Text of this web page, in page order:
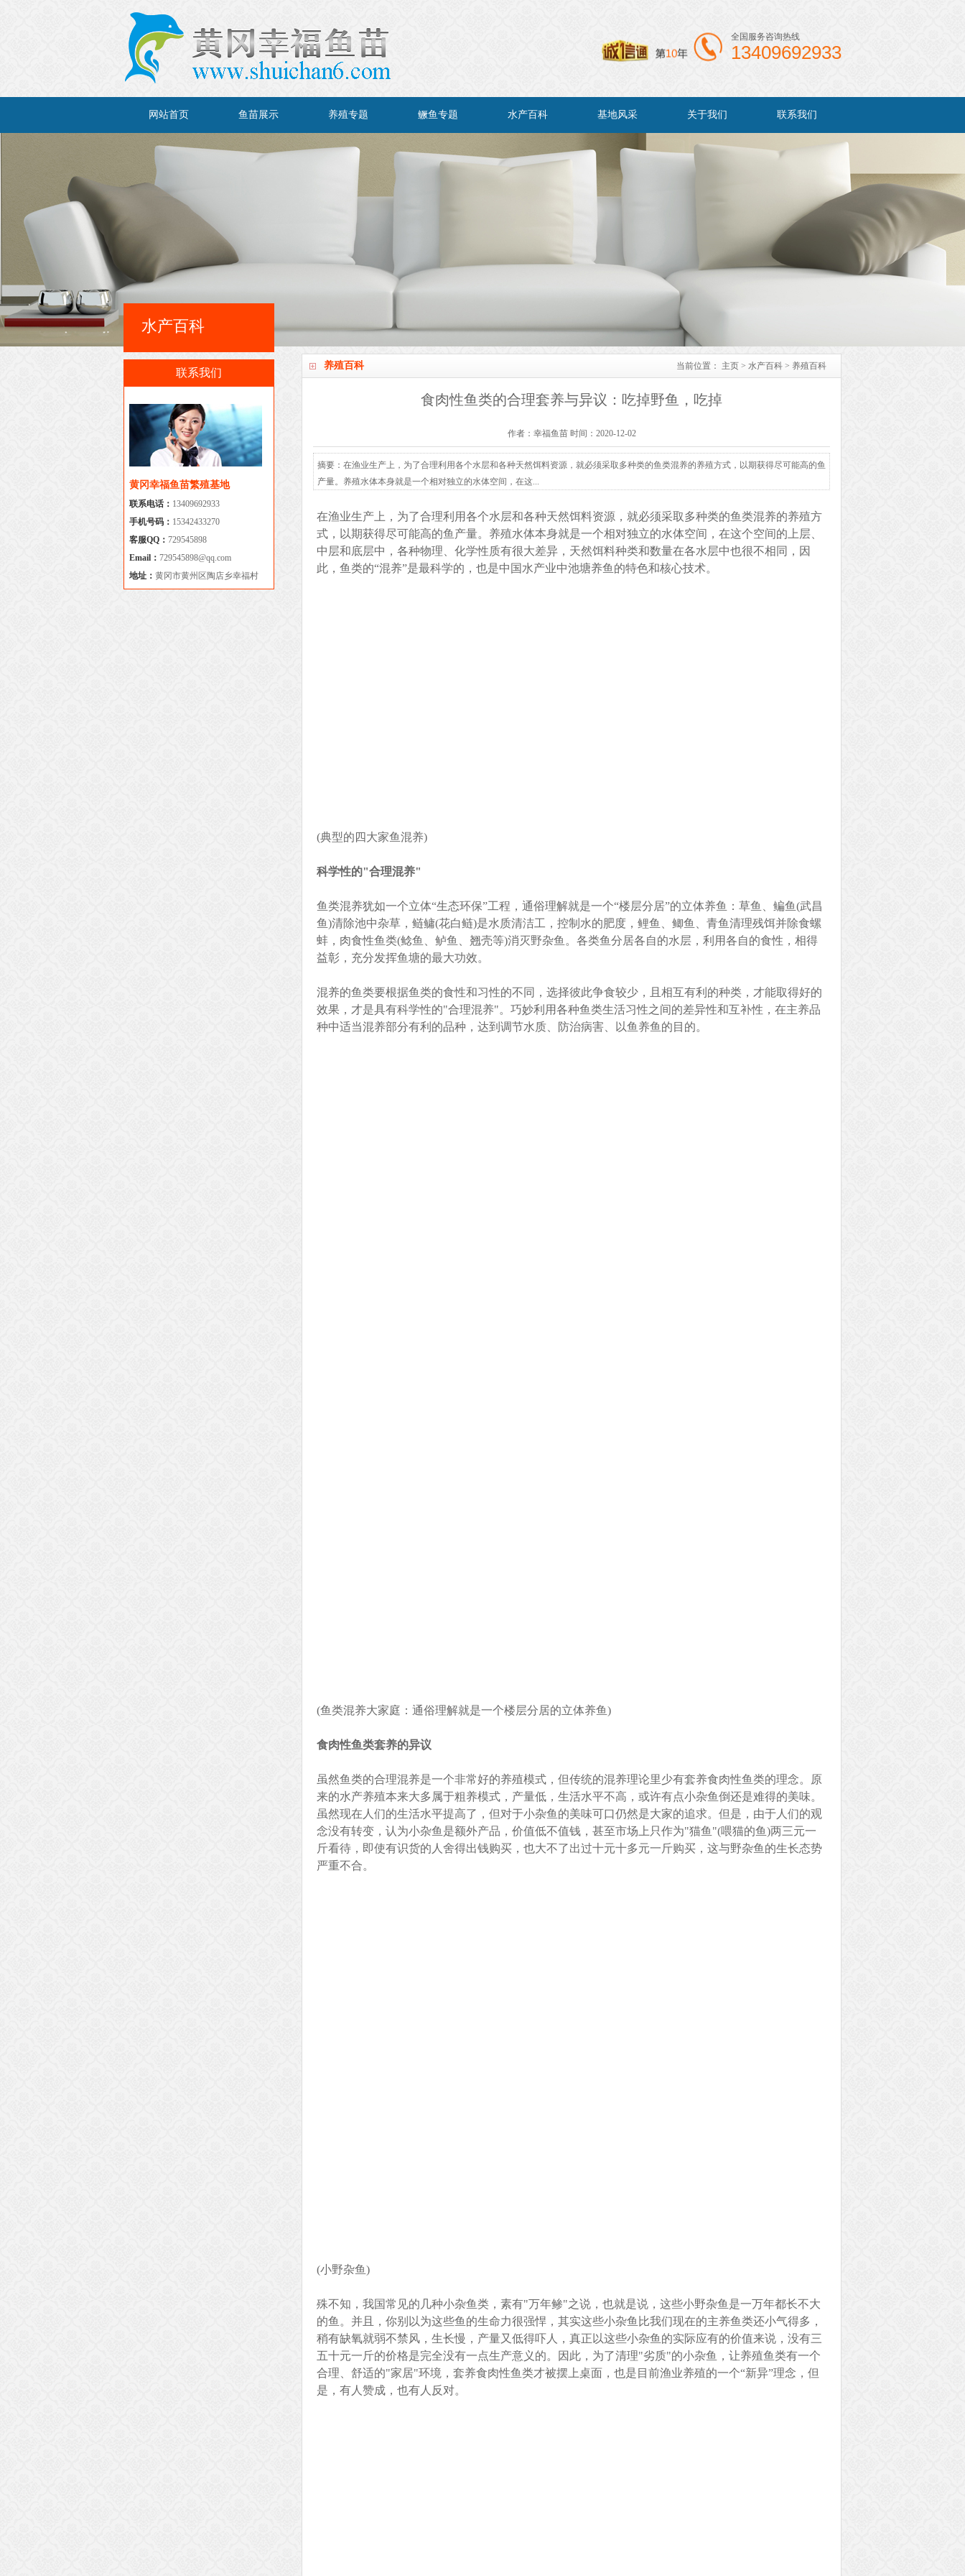
全国服务咨询热线
13409692933
网站首页 鱼苗展示 养殖专题 鳜鱼专题 水产百科 基地风采 关于我们 联系我们
养殖百科 当前位置： 主页 > 水产百科 > 养殖百科
食肉性鱼类的合理套养与异议：吃掉野鱼，吃掉
作者：幸福鱼苗 时间：2020-12-02
摘要：在渔业生产上，为了合理利用各个水层和各种天然饵料资源，就必须采取多种类的鱼类混养的养殖方式，以期获得尽可能高的鱼
产量。养殖水体本身就是一个相对独立的水体空间，在这...
在渔业生产上，为了合理利用各个水层和各种天然饵料资源，就必须采取多种类的鱼类混养的养殖方
式，以期获得尽可能高的鱼产量。养殖水体本身就是一个相对独立的水体空间，在这个空间的上层、
中层和底层中，各种物理、化学性质有很大差异，天然饵料种类和数量在各水层中也很不相同，因
此，鱼类的“混养”是最科学的，也是中国水产业中池塘养鱼的特色和核心技术。
(典型的四大家鱼混养)
科学性的"合理混养"
鱼类混养犹如一个立体“生态环保”工程，通俗理解就是一个“楼层分居”的立体养鱼：草鱼、鳊鱼(武昌
鱼)清除池中杂草，鲢鳙(花白鲢)是水质清洁工，控制水的肥度，鲤鱼、鲫鱼、青鱼清理残饵并除食螺
蚌，肉食性鱼类(鲶鱼、鲈鱼、翘壳等)消灭野杂鱼。各类鱼分居各自的水层，利用各自的食性，相得
益彰，充分发挥鱼塘的最大功效。
混养的鱼类要根据鱼类的食性和习性的不同，选择彼此争食较少，且相互有利的种类，才能取得好的
效果，才是具有科学性的"合理混养"。巧妙利用各种鱼类生活习性之间的差异性和互补性，在主养品
种中适当混养部分有利的品种，达到调节水质、防治病害、以鱼养鱼的目的。
(鱼类混养大家庭：通俗理解就是一个楼层分居的立体养鱼)
食肉性鱼类套养的异议
虽然鱼类的合理混养是一个非常好的养殖模式，但传统的混养理论里少有套养食肉性鱼类的理念。原
来的水产养殖本来大多属于粗养模式，产量低，生活水平不高，或许有点小杂鱼倒还是难得的美味。
虽然现在人们的生活水平提高了，但对于小杂鱼的美味可口仍然是大家的追求。但是，由于人们的观
念没有转变，认为小杂鱼是额外产品，价值低不值钱，甚至市场上只作为"猫鱼"(喂猫的鱼)两三元一
斤看待，即使有识货的人舍得出钱购买，也大不了出过十元十多元一斤购买，这与野杂鱼的生长态势
严重不合。
(小野杂鱼)
殊不知，我国常见的几种小杂鱼类，素有"万年鲹"之说，也就是说，这些小野杂鱼是一万年都长不大
的鱼。并且，你别以为这些鱼的生命力很强悍，其实这些小杂鱼比我们现在的主养鱼类还小气得多，
稍有缺氧就弱不禁风，生长慢，产量又低得吓人，真正以这些小杂鱼的实际应有的价值来说，没有三
五十元一斤的价格是完全没有一点生产意义的。因此，为了清理"劣质"的小杂鱼，让养殖鱼类有一个
合理、舒适的"家居"环境，套养食肉性鱼类才被摆上桌面，也是目前渔业养殖的一个“新异”理念，但
是，有人赞成，也有人反对。
水产百科
联系我们
黄冈幸福鱼苗繁殖基地
联系电话： 13409692933
手机号码： 15342433270
客服QQ： 729545898
Email： 729545898@qq.com
地址： 黄冈市黄州区陶店乡幸福村